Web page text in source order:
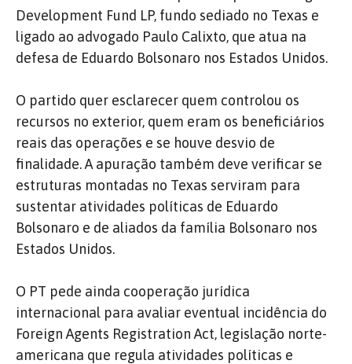
Development Fund LP, fundo sediado no Texas e
ligado ao advogado Paulo Calixto, que atua na
defesa de Eduardo Bolsonaro nos Estados Unidos.
O partido quer esclarecer quem controlou os
recursos no exterior, quem eram os beneficiários
reais das operações e se houve desvio de
finalidade. A apuração também deve verificar se
estruturas montadas no Texas serviram para
sustentar atividades políticas de Eduardo
Bolsonaro e de aliados da família Bolsonaro nos
Estados Unidos.
O PT pede ainda cooperação jurídica
internacional para avaliar eventual incidência do
Foreign Agents Registration Act, legislação norte-
americana que regula atividades políticas e